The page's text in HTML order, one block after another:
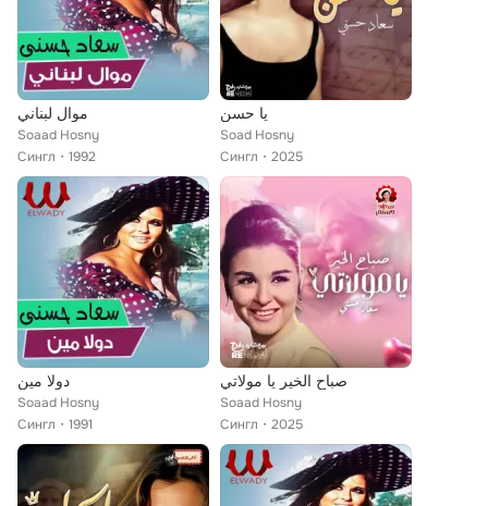
موال لبناني
Soaad Hosny
Сингл
1992
يا حسن
Soad Hosny
Сингл
2025
دولا مين
Soaad Hosny
Сингл
1991
صباح الخير يا مولاتي
Soaad Hosny
Сингл
2025